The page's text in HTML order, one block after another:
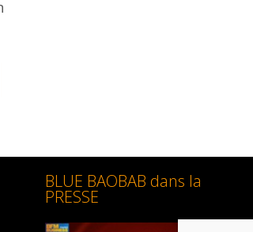
BLUE BAOBAB dans la
PRESSE